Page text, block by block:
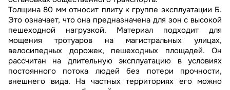
Толщина 80 мм относит плиту к группе эксплуатации Б.
Это означает, что она предназначена для зон с высокой
пешеходной нагрузкой. Материал подходит для
мощения тротуаров на магистральных улицах,
велосипедных дорожек, пешеходных площадей. Он
рассчитан на длительную эксплуатацию в условиях
постоянного потока людей без потери прочности,
внешнего вида. На частных территориях его можно